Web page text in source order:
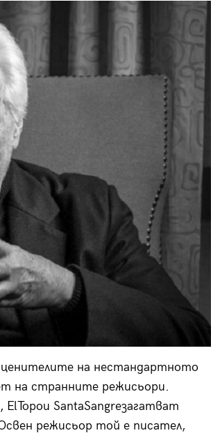
ценителите на нестандартното
на странните режисьори.
SantaSangreзагатват
режисьор той е писател,